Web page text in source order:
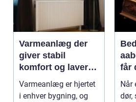
Varmeanlæg der
giver stabil
komfort og lavere
energiregning
Varmeanlæg er hjertet
i enhver bygning, og
får
Når
dør,